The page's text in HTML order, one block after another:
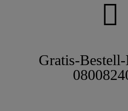
Gratis-